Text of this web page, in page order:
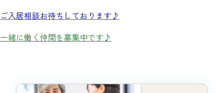
ご入居相談お待ちしております♪
一緒に働く仲間を募集中です♪